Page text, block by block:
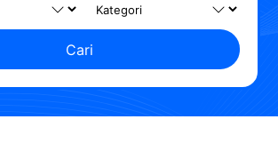
Cari